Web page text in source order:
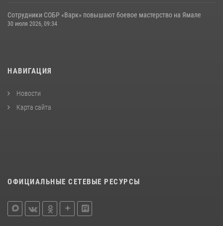
Сотрудники СОБР «Варк» повышают боевое мастерство на Ямале
30 июля 2026, 09:34
НАВИГАЦИЯ
Новости
Карта сайта
ОФИЦИАЛЬНЫЕ СЕТЕВЫЕ РЕСУРСЫ